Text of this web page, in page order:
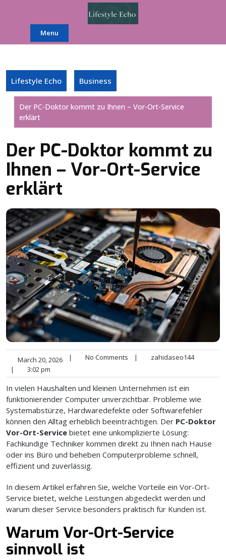
Menu
Lifestyle Echo Business
Der PC-Doktor kommt zu Ihnen – Vor-Ort-Service
erklärt
Der PC-Doktor kommt zu
Ihnen – Vor-Ort-Service
erklärt
March 20, 2026 | No Comments |
zahidaseo144
|
3:02 pm
In vielen Haushalten und kleinen Unternehmen ist ein
funktionierender Computer unverzichtbar. Probleme wie
Systemabstürze, Hardwaredefekte oder Softwarefehler
können den Alltag erheblich beeinträchtigen. Der PC-Doktor
Vor-Ort-Service bietet eine unkomplizierte Lösung:
Fachkundige Techniker kommen direkt zu Ihnen nach Hause
oder ins Büro und beheben Computerprobleme schnell,
effizient und zuverlässig.
In diesem Artikel erfahren Sie, welche Vorteile ein Vor-Ort-
Service bietet, welche Leistungen abgedeckt werden und
warum dieser Service besonders praktisch für Kunden ist.
Warum Vor-Ort-Service
sinnvoll ist